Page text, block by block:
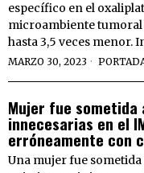
específico en el
microambiente tumoral
hasta 3,5 veces menor.
MARZO 30, 2023
Mujer fue sometida
innecesarias en el
erróneamente con
Una mujer fue sometida